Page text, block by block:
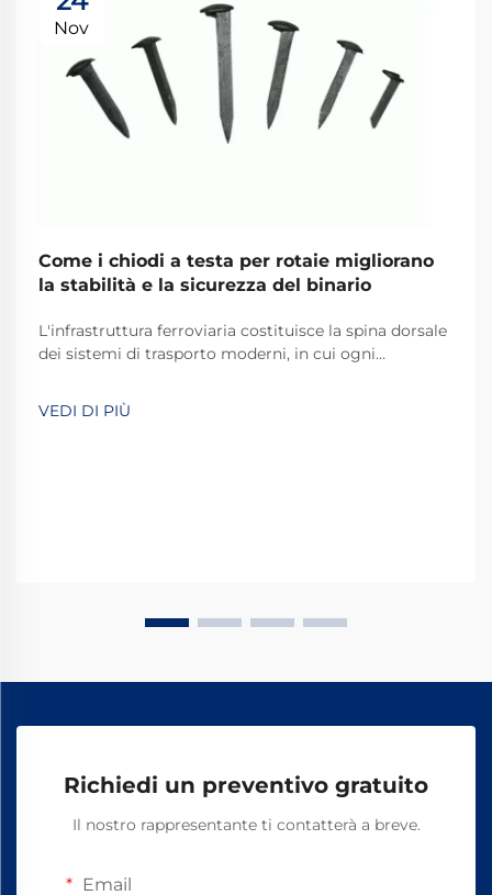
Nov
Come i chiodi a testa per rotaie migliorano
la stabilità e la sicurezza del binario
L'infrastruttura ferroviaria costituisce la spina dorsale
dei sistemi di trasporto moderni, in cui ogni
mantenere la sicurezza e l'efficienza operativa. Tra
questi componenti essenziali, i chiodi ferroviari a cane
VEDI DI PIÙ
Richiedi un preventivo gratuito
Il nostro rappresentante ti contatterà a breve.
Email